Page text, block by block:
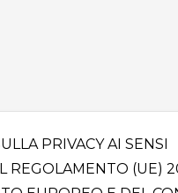
PRIVACY AI SENSI
REGOLAMENTO (UE)